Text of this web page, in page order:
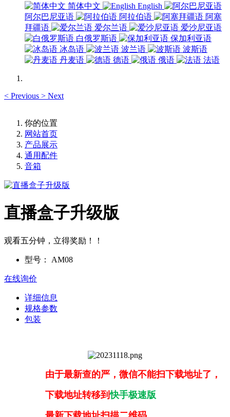
简体中文
English
阿尔巴尼亚语
阿拉伯语
阿塞
拜疆语
爱尔兰语
爱沙尼亚语
白俄罗斯语
保加利亚语
冰岛语
波兰语
波斯语
丹麦语
德语 俄语 法语
< Previous > Next
你的位置
网站首页
产品展示
通用配件
音箱
直播盒子升级版
观看五分钟，立得奖励！！
型号： AM08
在线询价
详细信息
规格参数
包装
由于最新查的严，微信不能扫下载地址了，
下载地址转移到快手极速版